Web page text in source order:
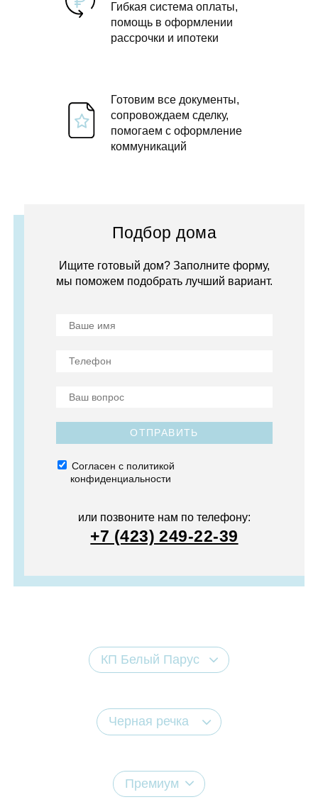
Гибкая система оплаты,
помощь в оформлении
рассрочки и ипотеки
Готовим все документы,
сопровождаем сделку,
помогаем с оформление
коммуникаций
Подбор дома
Ищите готовый дом? Заполните форму,
мы поможем подобрать лучший вариант.
ОТПРАВИТЬ
Согласен с политикой
конфиденциальности
или позвоните нам по телефону:
+7 (423) 249-22-39
КП Белый Парус
Черная речка
Премиум